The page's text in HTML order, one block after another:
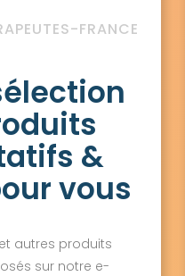
FRANCE
&
vous
autres produits
sur notre e-